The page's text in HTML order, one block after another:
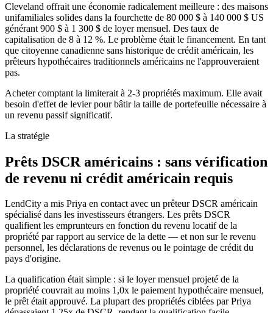
Cleveland offrait une économie radicalement meilleure : des maisons
unifamiliales solides dans la fourchette de 80 000 $ à 140 000 $ US
générant 900 $ à 1 300 $ de loyer mensuel. Des taux de
capitalisation de 8 à 12 %. Le problème était le financement. En tant
que citoyenne canadienne sans historique de crédit américain, les
prêteurs hypothécaires traditionnels américains ne l'approuveraient
pas.
Acheter comptant la limiterait à 2-3 propriétés maximum. Elle avait
besoin d'effet de levier pour bâtir la taille de portefeuille nécessaire à
un revenu passif significatif.
La stratégie
Prêts DSCR américains : sans vérification
de revenu ni crédit américain requis
LendCity a mis Priya en contact avec un prêteur DSCR américain
spécialisé dans les investisseurs étrangers. Les prêts DSCR
qualifient les emprunteurs en fonction du revenu locatif de la
propriété par rapport au service de la dette — et non sur le revenu
personnel, les déclarations de revenus ou le pointage de crédit du
pays d'origine.
La qualification était simple : si le loyer mensuel projeté de la
propriété couvrait au moins 1,0x le paiement hypothécaire mensuel,
le prêt était approuvé. La plupart des propriétés ciblées par Priya